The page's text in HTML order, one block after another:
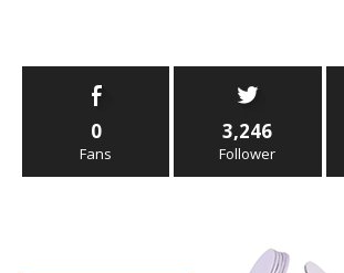
0
Fans
3,246
Follower